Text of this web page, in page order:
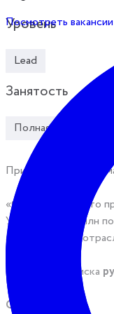
Посмотреть вакансии
Уровень
Lead
Занятость
Полная занятость
Привет! На связи
«Фоксфорд» — это
У нас более 10 млн
авторитетного
Сейчас мы в поиска ​​​​​​​
О команде: